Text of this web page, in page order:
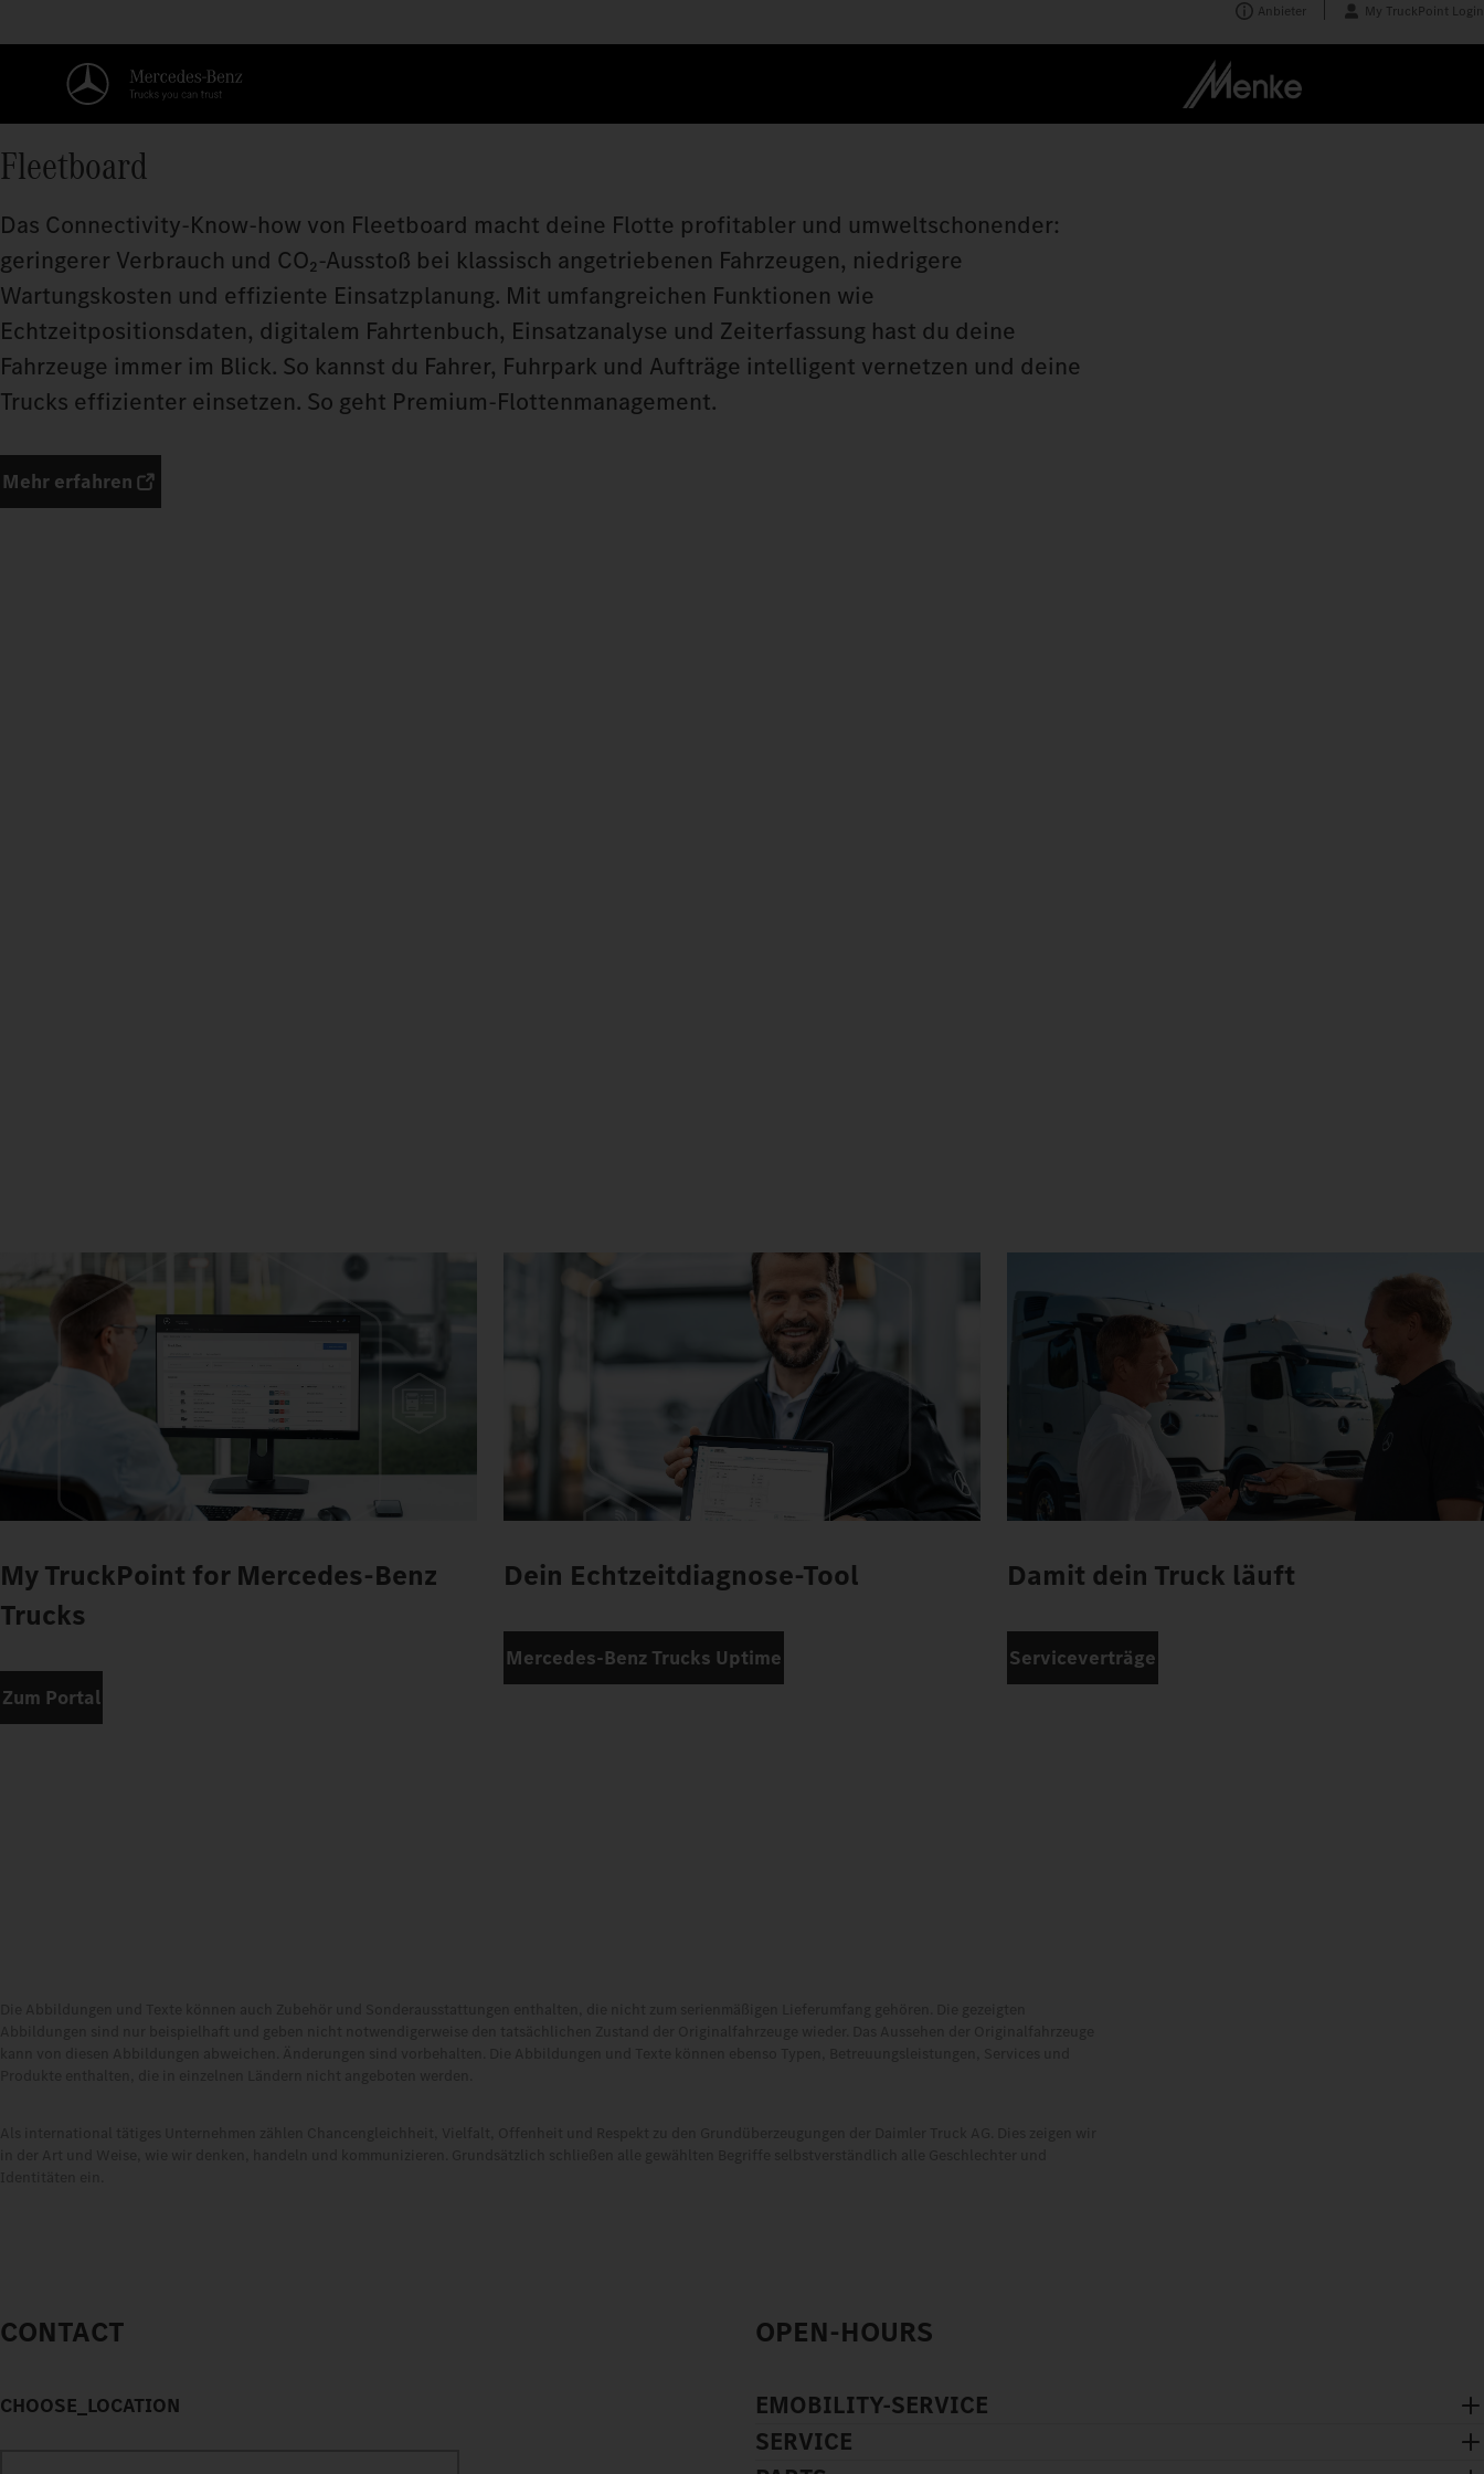
Anbieter My TruckPoint Login
Fleetboard
Das Connectivity-Know-how von Fleetboard macht deine Flotte profitabler und umweltschonender:
geringerer Verbrauch und CO₂-Ausstoß bei klassisch angetriebenen Fahrzeugen, niedrigere
Wartungskosten und effiziente Einsatzplanung. Mit umfangreichen Funktionen wie
Echtzeitpositionsdaten, digitalem Fahrtenbuch, Einsatzanalyse und Zeiterfassung hast du deine
Fahrzeuge immer im Blick. So kannst du Fahrer, Fuhrpark und Aufträge intelligent vernetzen und deine
Trucks effizienter einsetzen. So geht Premium-Flottenmanagement.
Mehr erfahren
My TruckPoint for Mercedes-Benz
Trucks
Zum Portal
Dein Echtzeitdiagnose-Tool
Mercedes‑Benz Trucks Uptime
Damit dein Truck läuft
Serviceverträge
CONTACT
CHOOSE_LOCATION
OPEN-HOURS
EMOBILITY-SERVICE
SERVICE